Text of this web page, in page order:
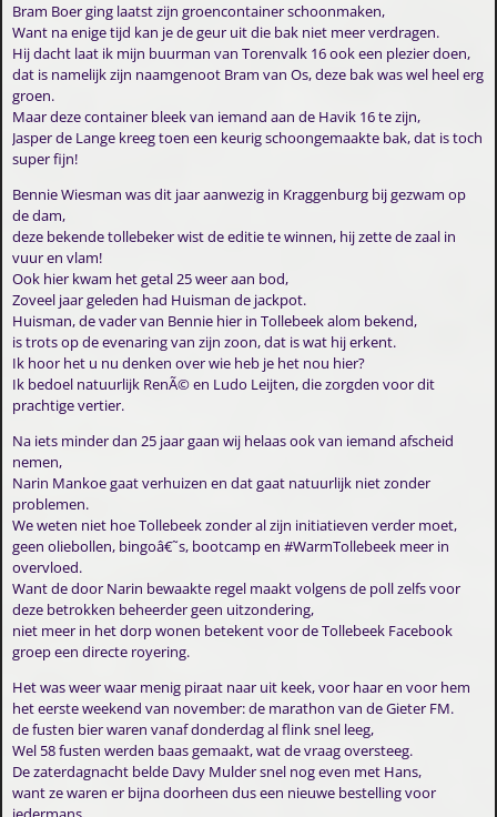
Bram Boer ging laatst zijn groencontainer schoonmaken,
Want na enige tijd kan je de geur uit die bak niet meer verdragen.
Hij dacht laat ik mijn buurman van Torenvalk 16 ook een plezier doen,
dat is namelijk zijn naamgenoot Bram van Os, deze bak was wel heel erg
groen.
Maar deze container bleek van iemand aan de Havik 16 te zijn,
Jasper de Lange kreeg toen een keurig schoongemaakte bak, dat is toch
super fijn!
Bennie Wiesman was dit jaar aanwezig in Kraggenburg bij gezwam op
de dam,
deze bekende tollebeker wist de editie te winnen, hij zette de zaal in
vuur en vlam!
Ook hier kwam het getal 25 weer aan bod,
Zoveel jaar geleden had Huisman de jackpot.
Huisman, de vader van Bennie hier in Tollebeek alom bekend,
is trots op de evenaring van zijn zoon, dat is wat hij erkent.
Ik hoor het u nu denken over wie heb je het nou hier?
Ik bedoel natuurlijk RenÃ© en Ludo Leijten, die zorgden voor dit
prachtige vertier.
Na iets minder dan 25 jaar gaan wij helaas ook van iemand afscheid
nemen,
Narin Mankoe gaat verhuizen en dat gaat natuurlijk niet zonder
problemen.
We weten niet hoe Tollebeek zonder al zijn initiatieven verder moet,
geen oliebollen, bingoâ€˜s, bootcamp en #WarmTollebeek meer in
overvloed.
Want de door Narin bewaakte regel maakt volgens de poll zelfs voor
deze betrokken beheerder geen uitzondering,
niet meer in het dorp wonen betekent voor de Tollebeek Facebook
groep een directe royering.
Het was weer waar menig piraat naar uit keek, voor haar en voor hem
het eerste weekend van november: de marathon van de Gieter FM.
de fusten bier waren vanaf donderdag al flink snel leeg,
Wel 58 fusten werden baas gemaakt, wat de vraag oversteeg.
De zaterdagnacht belde Davy Mulder snel nog even met Hans,
want ze waren er bijna doorheen dus een nieuwe bestelling voor